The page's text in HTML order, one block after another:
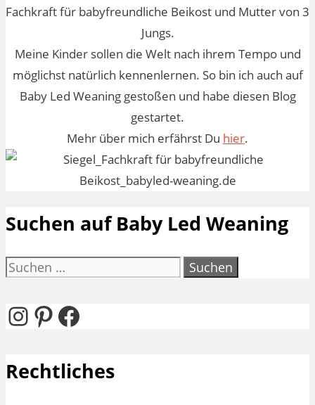
Fachkraft für babyfreundliche Beikost und Mutter von 3
Jungs.
Meine Kinder sollen die Welt nach ihrem Tempo und
möglichst natürlich kennenlernen. So bin ich auch auf
Baby Led Weaning gestoßen und habe diesen Blog
gestartet.
Mehr über mich erfährst Du hier.
Suchen auf Baby Led Weaning
Suchen
Instagram
Pinterest
Facebook
Rechtliches